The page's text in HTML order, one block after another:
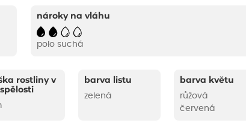
nároky na vláhu
polo suchá
rostliny v
barva listu
zelená
barva květu
růžová
červená